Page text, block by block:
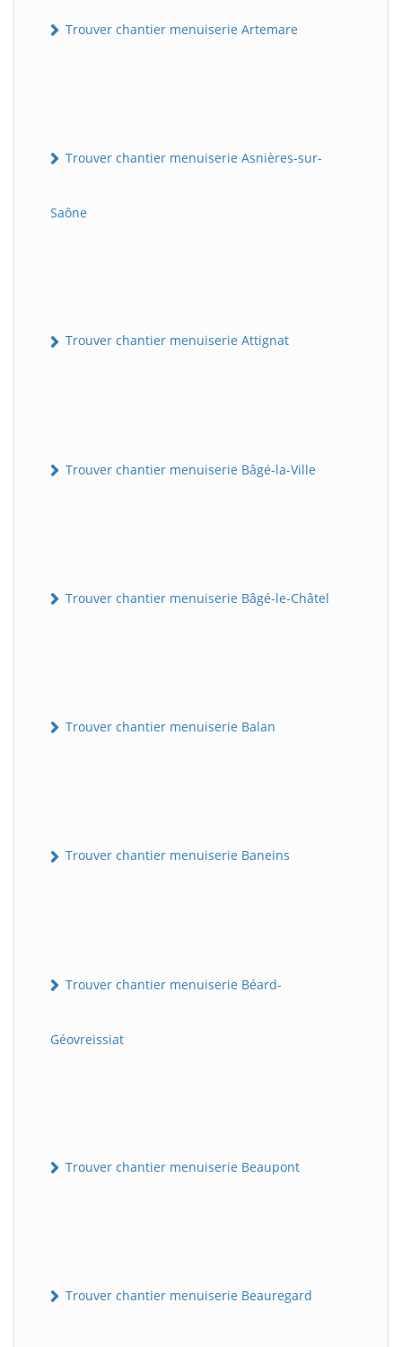
Trouver chantier menuiserie Artemare
Trouver chantier menuiserie Asnières-sur-
Saône
Trouver chantier menuiserie Attignat
Trouver chantier menuiserie Bâgé-la-Ville
Trouver chantier menuiserie Bâgé-le-Châtel
Trouver chantier menuiserie Balan
Trouver chantier menuiserie Baneins
Trouver chantier menuiserie Béard-
Géovreissiat
Trouver chantier menuiserie Beaupont
Trouver chantier menuiserie Beauregard